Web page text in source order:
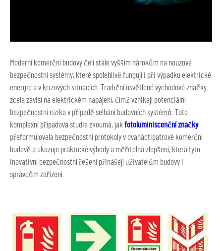
Moderní komerční budovy čelí stále vyšším nárokům na nouzové
bezpečnostní systémy, které spolehlivě fungují i při výpadku elektrické
energie a v krizových situacích. Tradiční osvětlené východové značky
zcela závisí na elektrickém napájení, čímž vznikají potenciální
bezpečnostní rizika v případě selhání budovních systémů. Tato
komplexní případová studie zkoumá, jak fotoluminiscenční značky
přeformulovala bezpečnostní protokoly v dvanáctipatrové komerční
budově a ukazuje praktické výhody a měřitelná zlepšení, která tyto
inovativní bezpečnostní řešení přinášejí uživatelům budovy i
správcům zařízení.